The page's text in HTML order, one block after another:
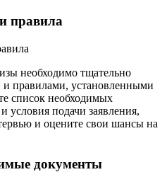
правила
необходимо тщательно
и правилами, установленными
список необходимых
условия подачи заявления,
и оцените свои шансы на
документы